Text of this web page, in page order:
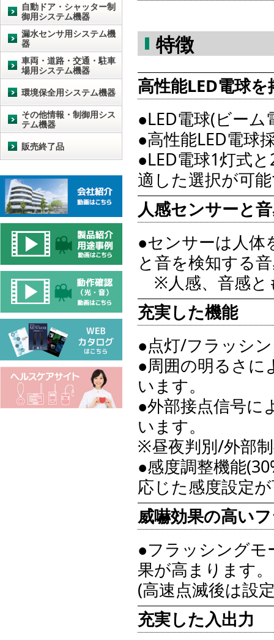
特徴
高性能LED電球を
●LED電球(ビー
●高性能LED電球
●LED電球1灯式
適した選択が可
人感センサーと
●センサーは人体
と音を検知する
※人感、音感と
充実した機能
●点灯/フラッシ
●周囲の明るさに
います。
●外部接点信号に
います。
※昼夜判別/外部
●感度調整機能
応じた感度設定
威嚇効果の高い
●フラッシングモ
果が高まります。
(高速点滅後は設
充実した入出力
自動ドア・シャッター制
御用システム機器
漏水センサ用システム機
器
車両・道路・交通・駐車
場用システム機器
環境保全用システム機器
その他情報・制御用シス
テム機器
販売終了品